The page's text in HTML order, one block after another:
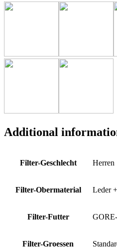
Additional
Filter-Geschlecht Herren
Filter-Obermaterial Leder
Filter-Futter
Filter-Groessen